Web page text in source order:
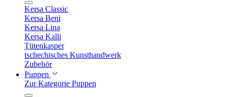
Kersa Classic
Kersa Beni
Kersa Lina
Kersa Kalli
Tütenkasper
tschechisches Kunsthandwerk
Zubehör
Puppen
Zur Kategorie Puppen